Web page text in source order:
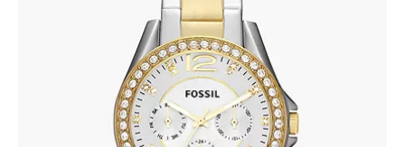
FOSSIL ES3204
690.00 KM